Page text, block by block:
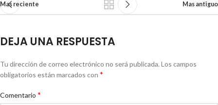
Mas reciente Mas antiguo
DEJA UNA RESPUESTA
Tu dirección de correo electrónico no será publicada. Los campos
obligatorios están marcados con *
Comentario *